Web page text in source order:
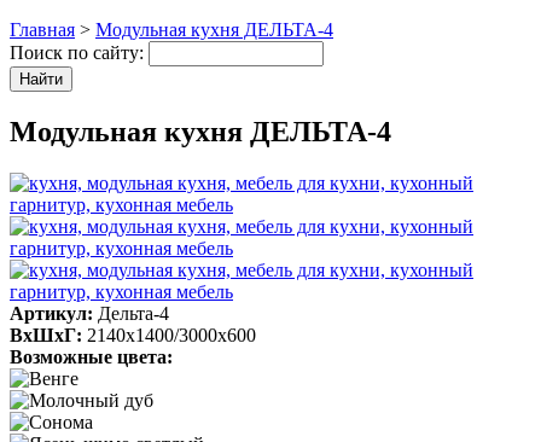
Главная > Модульная кухня ДЕЛЬТА-4
Поиск по сайту:
Модульная кухня ДЕЛЬТА-4
Артикул: Дельта-4
ВхШхГ: 2140х1400/3000х600
Возможные цвета: